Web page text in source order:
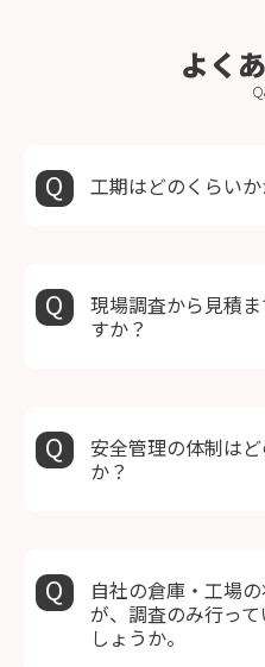
よく
工期はどのくらい
現場調査から見積
すか？
安全管理の体制は
か？
自社の倉庫・工場
が、調査のみ行っ
しょうか。